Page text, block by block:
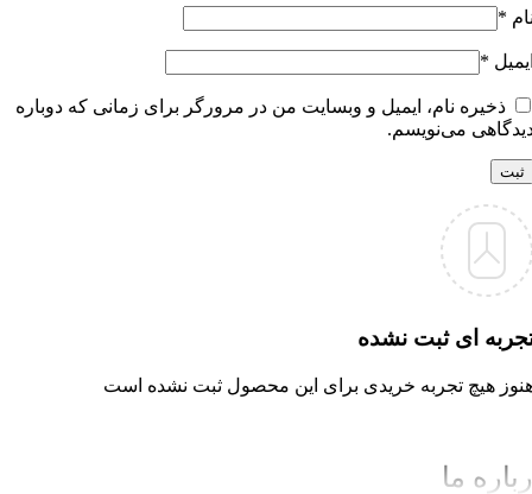
*
*
ذخیره نام، ایمیل و وبسایت من در مرورگر برای زمانی که دوباره
می‌نویسم.
ای ثبت نشده
هیچ تجربه خریدی برای این محصول ثبت نشده است
ما